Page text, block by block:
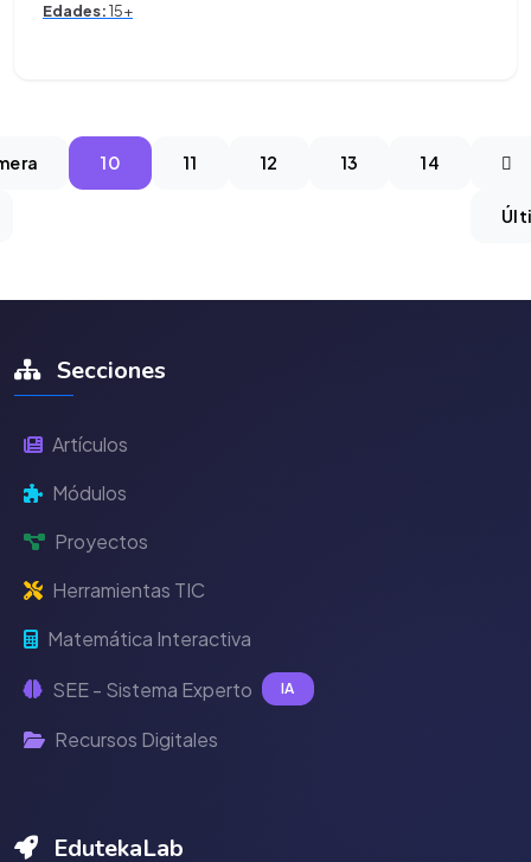
Edades:15+
10 11 12 13 14
Secciones
Artículos
Módulos
Proyectos
Herramientas TIC
Matemática Interactiva
SEE - Sistema Experto IA
Recursos Digitales
EdutekaLab